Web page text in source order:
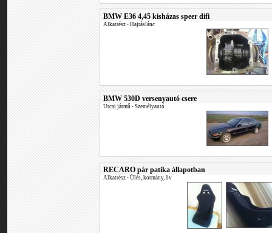
BMW E36 4,45 kisházas speer difi
Alkatrész • Hajtáslánc
BMW 530D versenyautó csere
Utcai jármű • Személyautó
RECARO pár patika állapotban
Alkatrész • Ülés, kormány, öv